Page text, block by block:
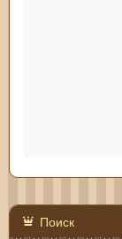
Поиск